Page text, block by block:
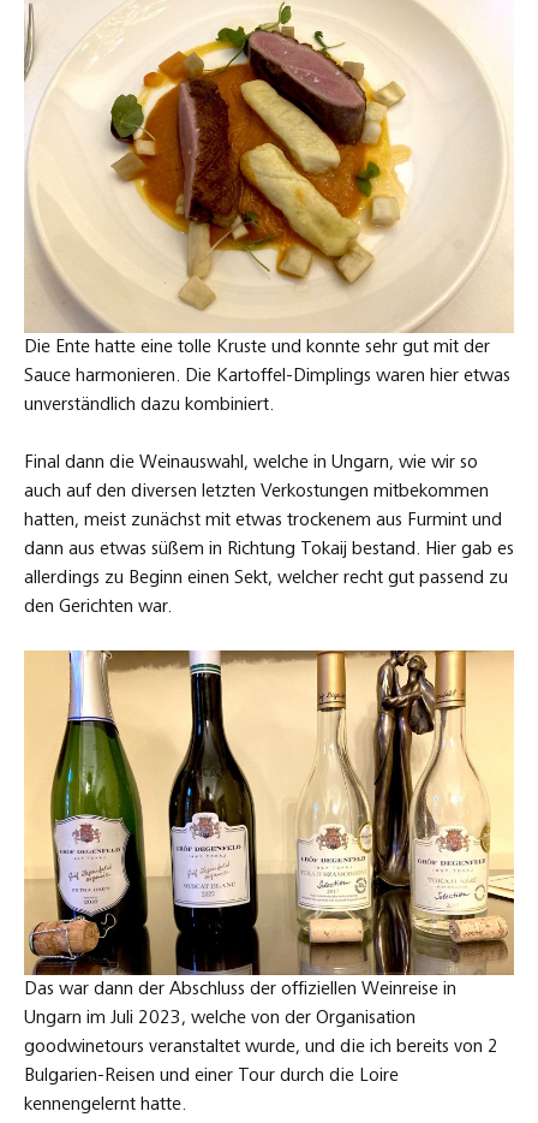
Die Ente hatte eine tolle Kruste und konnte sehr gut mit der
Sauce harmonieren. Die Kartoffel-Dimplings waren hier etwas
unverständlich dazu kombiniert.
Final dann die Weinauswahl, welche in Ungarn, wie wir so
auch auf den diversen letzten Verkostungen mitbekommen
hatten, meist zunächst mit etwas trockenem aus Furmint und
dann aus etwas süßem in Richtung Tokaij bestand. Hier gab es
allerdings zu Beginn einen Sekt, welcher recht gut passend zu
den Gerichten war.
Das war dann der Abschluss der offiziellen Weinreise in
Ungarn im Juli 2023, welche von der Organisation
goodwinetours veranstaltet wurde, und die ich bereits von 2
Bulgarien-Reisen und einer Tour durch die Loire
kennengelernt hatte.